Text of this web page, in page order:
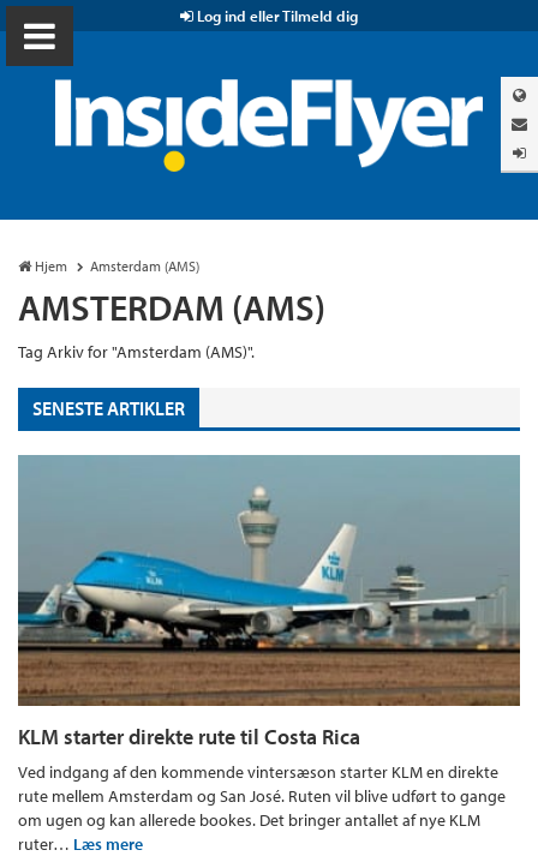
Log ind eller Tilmeld dig
Hjem Amsterdam (AMS)
AMSTERDAM (AMS)
Tag Arkiv for "Amsterdam (AMS)".
SENESTE ARTIKLER
KLM starter direkte rute til Costa Rica
Ved indgang af den kommende vintersæson starter KLM en direkte
rute mellem Amsterdam og San José. Ruten vil blive udført to gange
om ugen og kan allerede bookes. Det bringer antallet af nye KLM
ruter… Læs mere